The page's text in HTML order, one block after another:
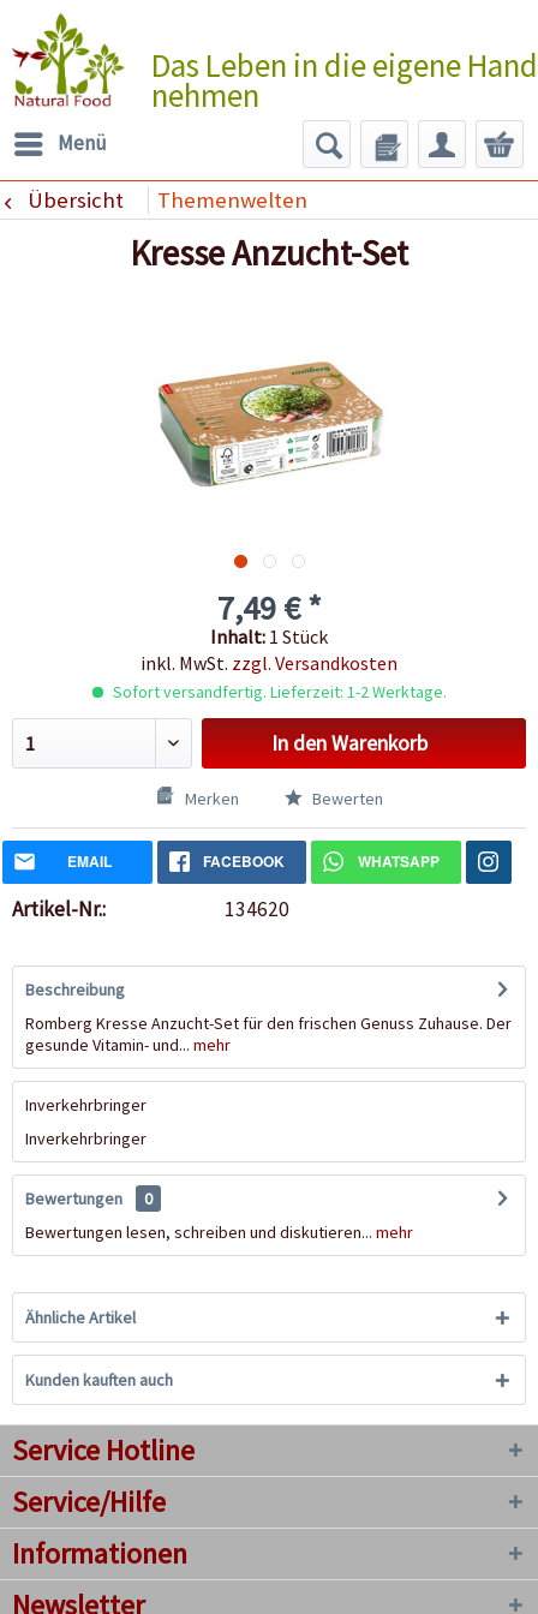
Das Leben in die eigene Hand
nehmen
Menü
Übersicht Themenwelten
Kresse Anzucht-Set
7,49 € *
Inhalt: 1 Stück
inkl. MwSt. zzgl. Versandkosten
Sofort versandfertig. Lieferzeit: 1-2 Werktage.
In denWarenkorb
Merken Bewerten
EMAIL FACEBOOK WHATSAPP
Artikel-Nr.: 134620
Beschreibung
Romberg Kresse Anzucht-Set für den frischen Genuss Zuhause. Der
gesunde Vitamin- und... mehr
Inverkehrbringer
Inverkehrbringer
Bewertungen
0
Bewertungen lesen, schreiben und diskutieren... mehr
Ähnliche Artikel
Kunden kauften auch
Service Hotline
Service/Hilfe
Informationen
Newsletter